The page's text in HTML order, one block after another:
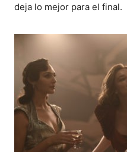
deja lo mejor para el final.